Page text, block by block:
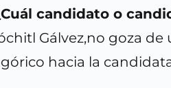
candidato o
Gálvez,no goza de
hacia la